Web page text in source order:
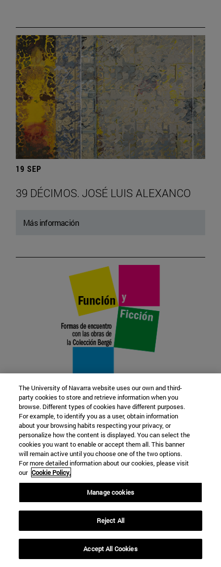
19 SEP
39 DÉCIMOS. JOSÉ LUIS ALEXANCO
Más información
22 SEP
FUNCIÓN Y FICCIÓN. Varios artistas
Más información
The University of Navarra website uses our own and third-
party cookies to store and retrieve information when you
browse. Different types of cookies have different purposes.
For example, to identify you as a user, obtain information
about your browsing habits respecting your privacy, or
personalize how the content is displayed. You can select the
cookies you want to enable or accept them all. This banner
will remain active until you choose one of the two options.
For more detailed information about our cookies, please visit
our Cookie Policy.
Manage cookies
Reject All
Accept All Cookies